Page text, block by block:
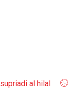
supriadi al hilal